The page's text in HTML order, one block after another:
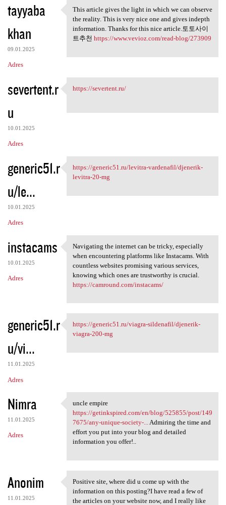
tayyaba
khan
09.01.2025
Adres
This article gives the light
This article gives the light in which we can observe
the reality. This is very nice one and gives indepth
information. Thanks for this nice article.토토사이
트추천 https://www.vevioz.com/read-blog/273909
severtent.r
u
10.01.2025
Adres
https://severtent.ru/
https://severtent.ru/
generic51.r
u/le...
10.01.2025
Adres
https://generic51.ru/levitra
https://generic51.ru/levitra-vardenafil/djenerik-
levitra-20-mg
instacams
10.01.2025
Adres
Navigating the internet can
Navigating the internet can be tricky, especially
when encountering platforms like Instacams. With
countless websites promising various services,
knowing which ones are trustworthy is crucial.
https://camround.com/instacams/
generic51.r
u/vi...
11.01.2025
Adres
https://generic51.ru/viagra
https://generic51.ru/viagra-sildenafil/djenerik-
viagra-200-mg
Nimra
11.01.2025
Adres
uncle empire https:/
uncle empire
https://getinkspired.com/en/blog/525855/post/149
7675/any-unique-society-...Admiring the time and
effort you put into your blog and detailed
information you offer!..
Anonim
11.01.2025
Positive site, where did u
Positive site, where did u come up with the
information on this posting?I have read a few of
the articles on your website now, and I really like